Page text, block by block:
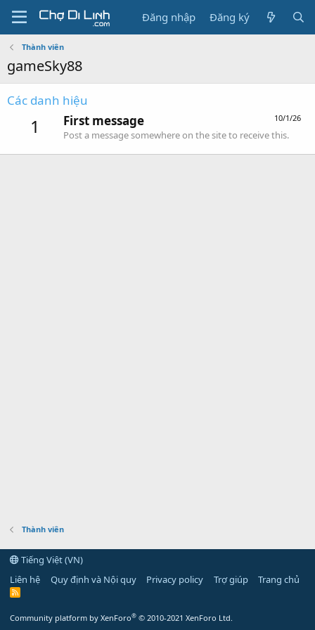
Đăng nhập Đăng ký
Thành viên
gameSky88
Các danh hiệu
1 10/1/26
First message
Post a message somewhere on the site to receive this.
Thành viên
Tiếng Việt (VN)
Liên hệ
Quy định và Nội quy Privacy policy Trợ giúp Trang chủ
R
Community platform by XenForo® © 2010-2021 XenForo Ltd.